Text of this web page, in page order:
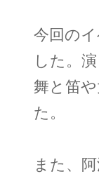
今回の
した。
舞と笛
た。
また、